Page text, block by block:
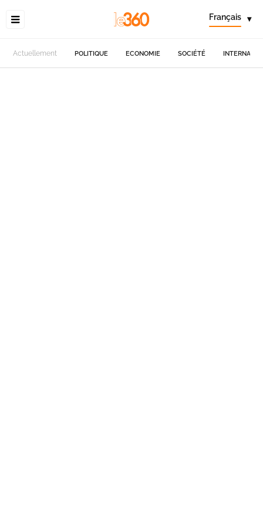
Français ▾
Actuellement POLITIQUE ECONOMIE SOCIÉTÉ